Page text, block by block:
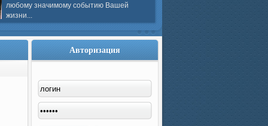
любому значимому событию Вашей
жизни...
Авторизация